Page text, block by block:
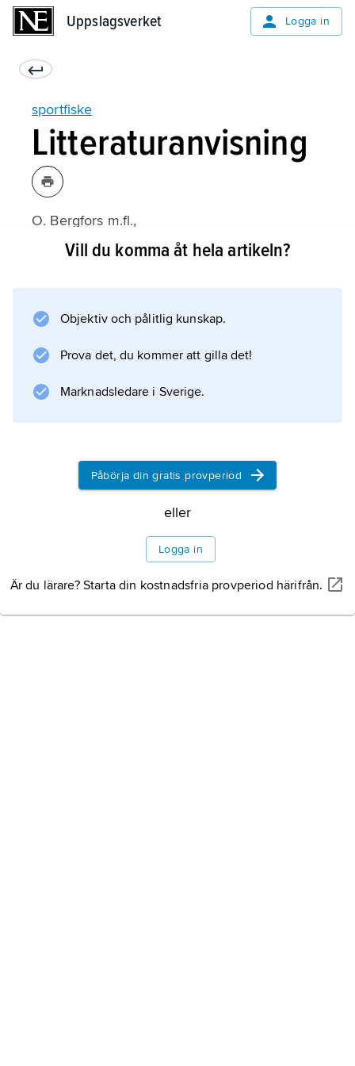
Uppslagsverket Logga in
sportfiske
Litteraturanvisning
O. Bergfors m.fl.,
Sportfiskeboken
Vill du komma åt hela artikeln?
Objektiv och pålitlig kunskap.
Prova det, du kommer att gilla det!
Marknadsledare i Sverige.
Påbörja din gratis provperiod
eller
Logga in
Är du lärare? Starta din kostnadsfria provperiod härifrån.